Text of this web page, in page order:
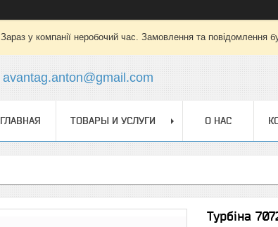
Зараз у компанії неробочий час. Замовлення та повідомлення
avantag.anton@gmail.com
ГЛАВНАЯ ТОВАРЫ И УСЛУГИ О НАС
Турбіна